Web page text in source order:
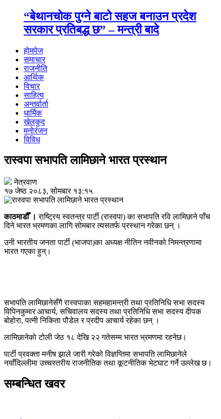
“बेथानचोक पुग्ने बाटो सहज बनाउन प्रदेश
सरकार प्रतिबद्ध छ” – मन्त्री बादे
होमपेज
समाचार
राजनीति
आर्थिक
विचार
साहित्य
अन्तर्वार्ता
धार्मिक
खेलकुद
मनोरंजन
विविध
रास्वपा सभापति लामिछाने भारत प्रस्थान
नेत्रवाण
१७ जेष्ठ २०८३, सोमबार १३:१५
काठमाडौँ । राष्ट्रिय स्वतन्त्र पार्टी (रास्वपा) का सभापति रवि लामिछाने पाँच
दिने भारत भ्रमणका लागि सोमबार त्यसतर्फ प्रस्थान गरेका छन् ।
उनी भारतीय जनता पार्टी (भाजपा)का अध्यक्ष नीतिन नवीनको निमन्त्रणामा
भारत गएका हुन्।
सभापति लामिछानेसँगै रास्वपाका सहमहामन्त्री तथा प्रतिनिधि सभा सदस्य
विपिनकुमार आचार्य, सचिवालय सदस्य तथा प्रतिनिधि सभा सदस्य दीपक
बोहोरा, पत्नी निकिता पौडेल र प्रदीप आचार्य रहेका छन् ।
लामिछानेकाे टोली जेठ १८ देखि २२ गतेसम्म भारत भ्रमणमा रहनेछ।
पार्टी प्रवक्ता मनीष झाले जारी गरेको विज्ञप्तिमा सभापति लामिछानेले
नयाँदिल्लीमा उच्चस्तरीय राजनीतिक तथा कूटनीतिक भेटघाट गर्ने उल्लेख छ।
सम्बन्धित खवर